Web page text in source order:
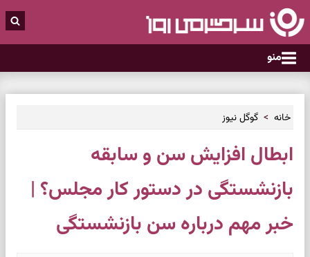
منو
خانه گوگل نیوز
ابطال افزایش سن و سابقه
بازنشستگی در دستور کار مجلس؟ |
خبر مهم درباره سن بازنشستگی